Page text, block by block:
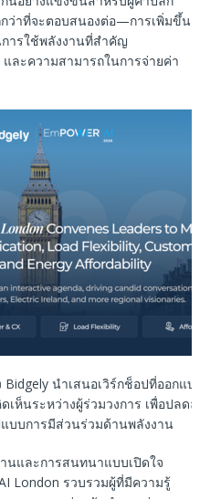
ว่าที่จะตอบสนองต่อ—การเพิ่มขึ้น
ารใช้พลังงานที่สำคัญ
ละความสามารถในการจ่ายค่า
Bidgely นำเสนอเวิร์กช็อปที่ออกแบบ
เห็นระหว่างผู้ร่วมวงการ เพื่อปลดล็
บบการมีส่วนร่วมด้านพลังงาน
นและการสนทนาแบบเปิดใจ
London รวบรวมผู้ที่มีความรู้